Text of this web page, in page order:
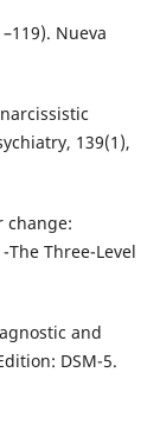
Nueva
139(1),
change:
Three-Level
and
DSM-5.